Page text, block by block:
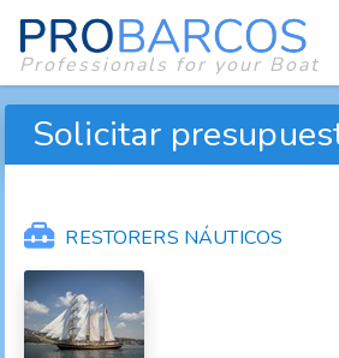
Professionals for your Boat
Solicitar
RESTORERS NÁUTICOS